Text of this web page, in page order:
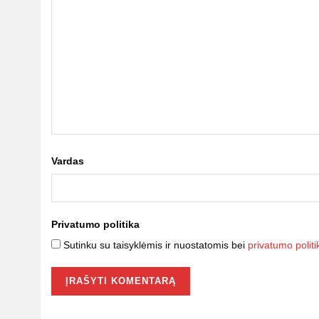
Vardas
Privatumo politika
Sutinku su taisyklėmis ir nuostatomis bei privatumo